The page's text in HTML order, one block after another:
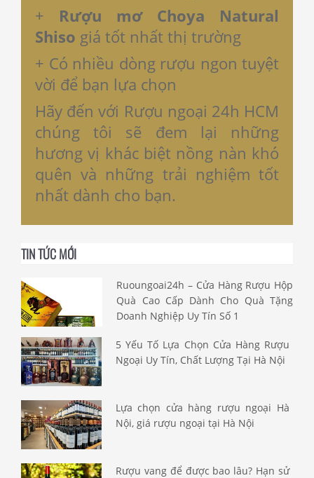
+ Rượu mơ Choya Natural
Shiso giá tốt nhất thị trường
+ Có nhiều dòng rượu ngon tuyệt
vời để bạn lựa chọn
Hãy đến với Rượu ngoại 24h HCM
chúng tôi sẽ đem lại những
hương vị khác biệt nồng nàn khó
quên và những trải nghiệm tốt
nhất dành cho bạn.
TIN TỨC MỚI
Ruoungoai24h – Cửa Hàng Rượu Hộp
Quà Cao Cấp Dành Cho Quà Tặng
Doanh Nghiệp Uy Tín Số 1
5 Yếu Tố Lựa Chọn Cửa Hàng Rượu
Ngoại Uy Tín, Chất Lượng Tại Hà Nội
Lựa chọn cửa hàng rượu ngoại Hà
Nội, giá rượu ngoại tại Hà Nội
Rượu vang để được bao lâu? Hạn sử